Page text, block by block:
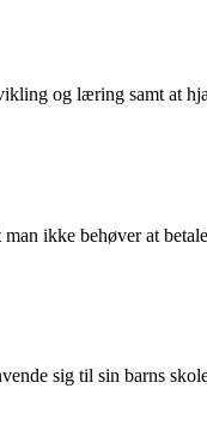
og læring samt at
ikke behøver at
sig til sin barns